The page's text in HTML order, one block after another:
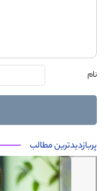
نام
پربازدیدترین مطالب